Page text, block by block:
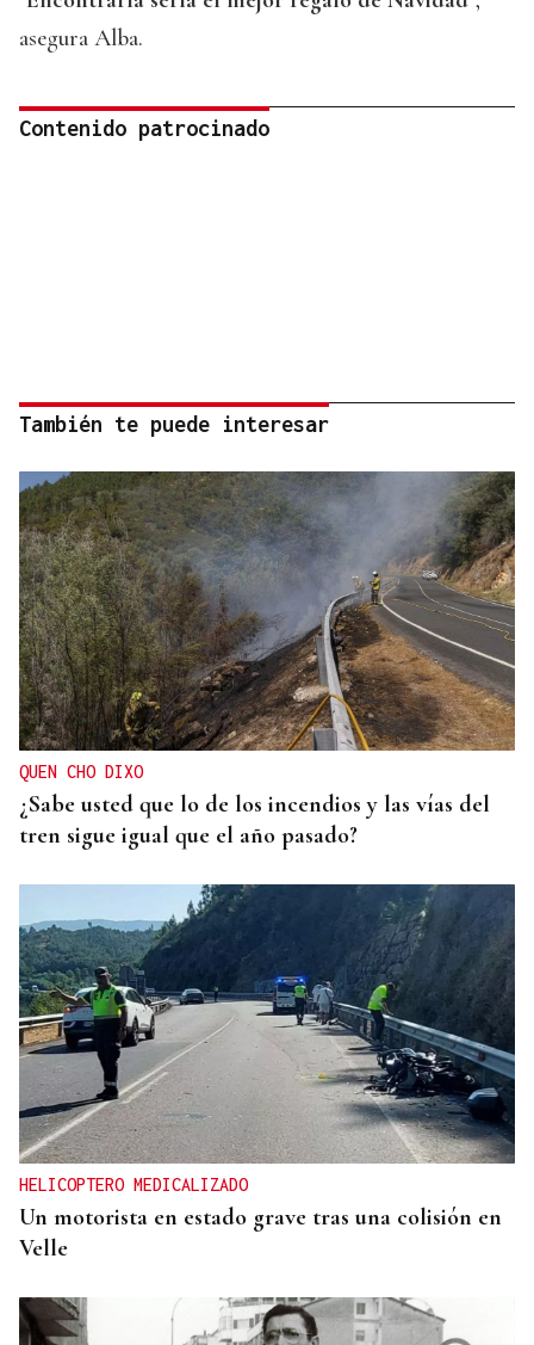
asegura Alba.
Contenido patrocinado
También te puede interesar
QUEN CHO DIXO
¿Sabe usted que lo de los incendios y las vías del
tren sigue igual que el año pasado?
HELICOPTERO MEDICALIZADO
Un motorista en estado grave tras una colisión en
Velle